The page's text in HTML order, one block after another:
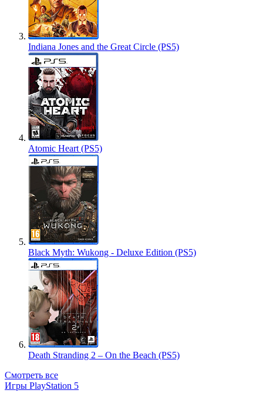
Indiana Jones and the Great Circle (PS5)
Atomic Heart (PS5)
Black Myth: Wukong - Deluxe Edition (PS5)
Death Stranding 2 – On the Beach (PS5)
Смотреть все
Игры PlayStation 5